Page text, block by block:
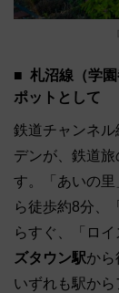
札沼線（学
ポットとして
鉄道チャンネ
デンが、鉄道
す。「あいの里
ら徒歩約8分、
らすぐ、「ロ
ズタウン駅から
いずれも駅から